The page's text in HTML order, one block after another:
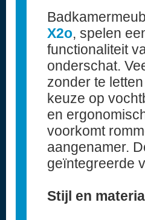
X2o, spelen
functionaliteit
onderschat.
zonder te
keuze op
en
voorkomt
aangenamer.
geïntegreerde
Stijl en